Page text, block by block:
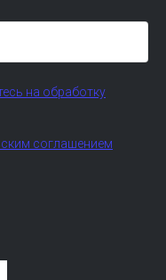
на обработку
соглашением